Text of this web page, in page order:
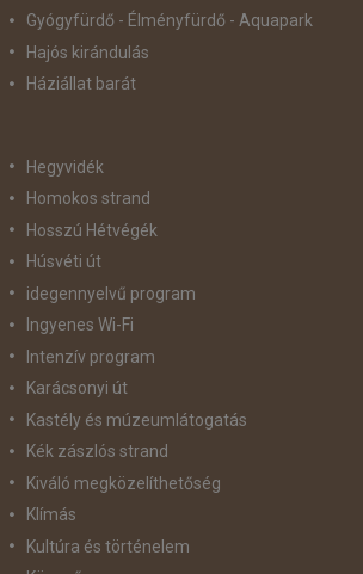
Gyógyfürdő - Élményfürdő - Aquapark
Hajós kirándulás
Háziállat barát
Hegyvidék
Homokos strand
Hosszú Hétvégék
Húsvéti út
idegennyelvű program
Ingyenes Wi-Fi
Intenzív program
Karácsonyi út
Kastély és múzeumlátogatás
Kék zászlós strand
Kiváló megközelíthetőség
Klímás
Kultúra és történelem